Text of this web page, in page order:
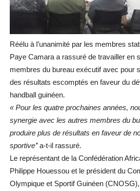
Réélu à l’unanimité par les membres
Paye Camara a rassuré de travailler en
membres du bureau exécutif avec pour
des résultats escomptés en faveur du
handball guinéen.
« Pour les quatre prochaines années,
synergie avec les autres membres du
produire plus de résultats en faveur de
sportive’’a-t-il rassuré.
Le représentant de la Confédération
Philippe Houessou et le président du
Olympique et Sportif Guinéen